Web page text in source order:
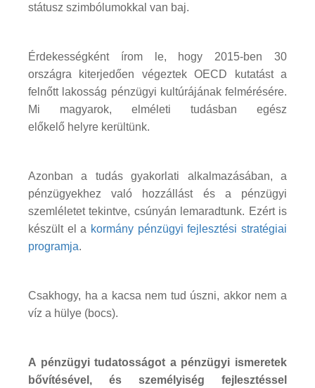
státusz szimbólumokkal van baj.
Érdekességként írom le, hogy 2015-ben 30
országra kiterjedően végeztek OECD kutatást a
felnőtt lakosság pénzügyi kultúrájának felmérésére.
Mi magyarok, elméleti tudásban egész
előkelő helyre kerültünk.
Azonban a tudás gyakorlati alkalmazásában, a
pénzügyekhez való hozzállást és a pénzügyi
szemléletet tekintve, csúnyán lemaradtunk. Ezért is
készült el a kormány pénzügyi fejlesztési stratégiai
programja.
Csakhogy, ha a kacsa nem tud úszni, akkor nem a
víz a hülye (bocs).
A pénzügyi tudatosságot a pénzügyi ismeretek
bővítésével, és személyiség fejlesztéssel